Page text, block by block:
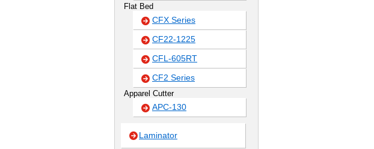
Flat Bed
CFX Series
CF22-1225
CFL-605RT
CF2 Series
Apparel Cutter
APC-130
Laminator